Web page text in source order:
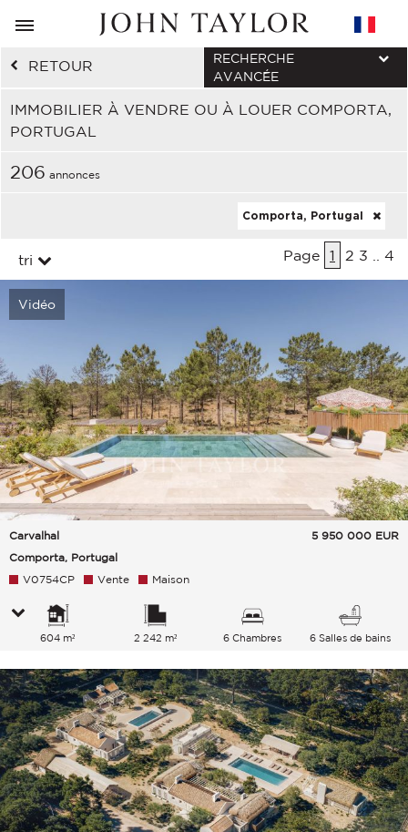
RETOUR
IMMOBILIER À VENDRE OU À LOUER COMPORTA,
PORTUGAL
RECHERCHE
AVANCÉE
206 annonces
Comporta, Portugal
tri Page 1 2 3 4
Vidéo
Carvalhal
Comporta, Portugal
5 950 000 EUR
V0754CP Vente Maison
604 m² 2 242 m² 6 Chambres 6 Salles de bains